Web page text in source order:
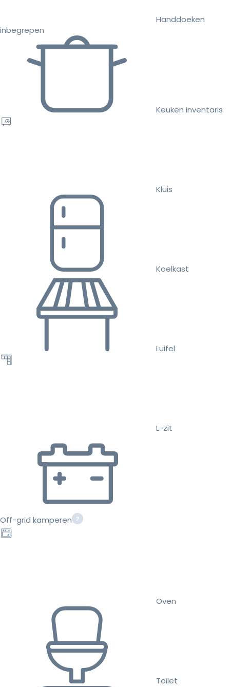
Handdoeken
inbegrepen
Keuken inventaris
Kluis
Koelkast
Luifel
L-zit
Off-grid kamperen
Oven
Toilet